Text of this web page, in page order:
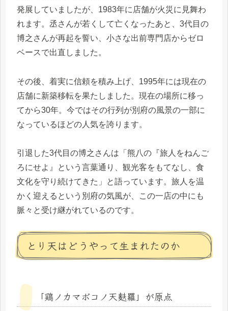
発展していましたが、1983年に店舗が火災に見舞わ
れます。丞さんが若くして亡くなったあと、3代目の
博之さんが再起を誓い、小さな出前専門店からゼロ
ベースで出直しました。
その後、着実に信頼を積み上げ、1995年には現在の
店舗に新築移転を果たしました。現在の場所に移っ
てから30年。今ではその行列が別府の風景の一部に
なっているほどの人気を誇ります。
引退した3代目の博之さんは「熊八の『旅人をねんご
ろにせよ』という言葉通り、観光客をもてなし、食
文化を守り続けてきた」と語っています。旅人を温
かく迎えるという別府の気風が、この一店の中にも
脈々と受け継がれているのです。
とり天はどうやって生まれたのか
「鶏ノカマボコノ天麩羅」が原点